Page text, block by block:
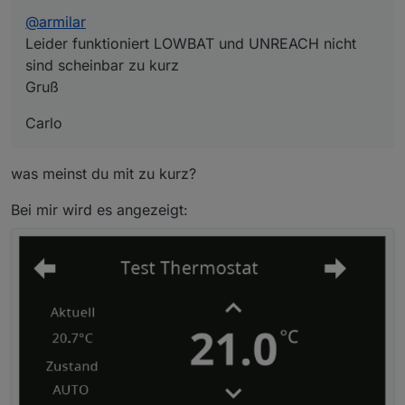
Auf der Seite am Panel sehe ich nur den kleinen
grünen Tropfen mit einem %-Zeichen am unteren
@armilar
Leider funktioniert LOWBAT und UNREACH nicht
sind scheinbar zu kurz
Gruß
Carlo
was meinst du mit zu kurz?
Bei mir wird es angezeigt: